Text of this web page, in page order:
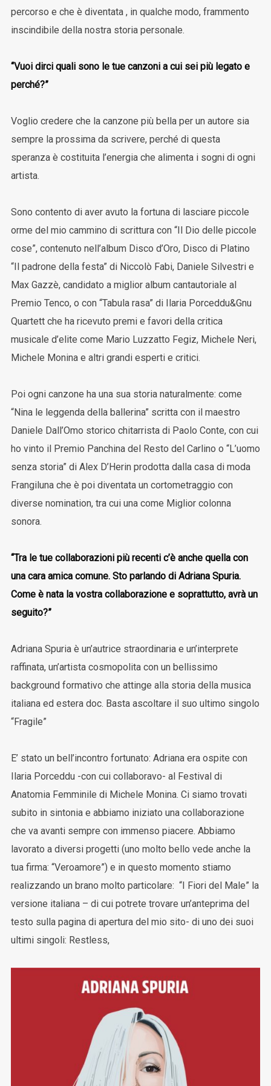
percorso e che è diventata , in qualche modo, frammento
inscindibile della nostra storia personale.
“Vuoi dirci quali sono le tue canzoni a cui sei più legato e
perché?”
Voglio credere che la canzone più bella per un autore sia
sempre la prossima da scrivere, perché di questa
speranza è costituita l’energia che alimenta i sogni di ogni
artista.
Sono contento di aver avuto la fortuna di lasciare piccole
orme del mio cammino di scrittura con “Il Dio delle piccole
cose”, contenuto nell’album Disco d’Oro, Disco di Platino
“Il padrone della festa” di Niccolò Fabi, Daniele Silvestri e
Max Gazzè, candidato a miglior album cantautoriale al
Premio Tenco, o con “Tabula rasa” di Ilaria Porceddu&Gnu
Quartett che ha ricevuto premi e favori della critica
musicale d’elite come Mario Luzzatto Fegiz, Michele Neri,
Michele Monina e altri grandi esperti e critici.
Poi ogni canzone ha una sua storia naturalmente: come
“Nina le leggenda della ballerina” scritta con il maestro
Daniele Dall’Omo storico chitarrista di Paolo Conte, con cui
ho vinto il Premio Panchina del Resto del Carlino o “L’uomo
senza storia” di Alex D’Herin prodotta dalla casa di moda
Frangiluna che è poi diventata un cortometraggio con
diverse nomination, tra cui una come Miglior colonna
sonora.
“Tra le tue collaborazioni più recenti c’è anche quella con
una cara amica comune. Sto parlando di Adriana Spuria.
Come è nata la vostra collaborazione e soprattutto, avrà un
seguito?”
Adriana Spuria è un’autrice straordinaria e un’interprete
raffinata, un’artista cosmopolita con un bellissimo
background formativo che attinge alla storia della musica
italiana ed estera doc. Basta ascoltare il suo ultimo singolo
“Fragile”
E’ stato un bell’incontro fortunato: Adriana era ospite con
Ilaria Porceddu -con cui collaboravo- al Festival di
Anatomia Femminile di Michele Monina. Ci siamo trovati
subito in sintonia e abbiamo iniziato una collaborazione
che va avanti sempre con immenso piacere. Abbiamo
lavorato a diversi progetti (uno molto bello vede anche la
tua firma: “Veroamore”) e in questo momento stiamo
realizzando un brano molto particolare: “I Fiori del Male” la
versione italiana – di cui potrete trovare un’anteprima del
testo sulla pagina di apertura del mio sito- di uno dei suoi
ultimi singoli: Restless,